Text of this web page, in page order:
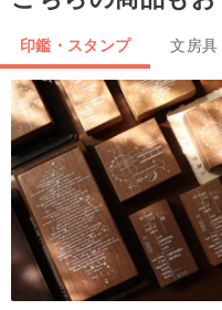
素材:北米産メープルウッド
サイズ:2.5 X 5.7cm
台湾製 Made in Taiwan
- - - - - - - - - - - - - - - - - - - -
※ 長期間保管する際は、木部
※ ゴム面は長時間の圧迫を避
印鑑・スタンプ 文房具